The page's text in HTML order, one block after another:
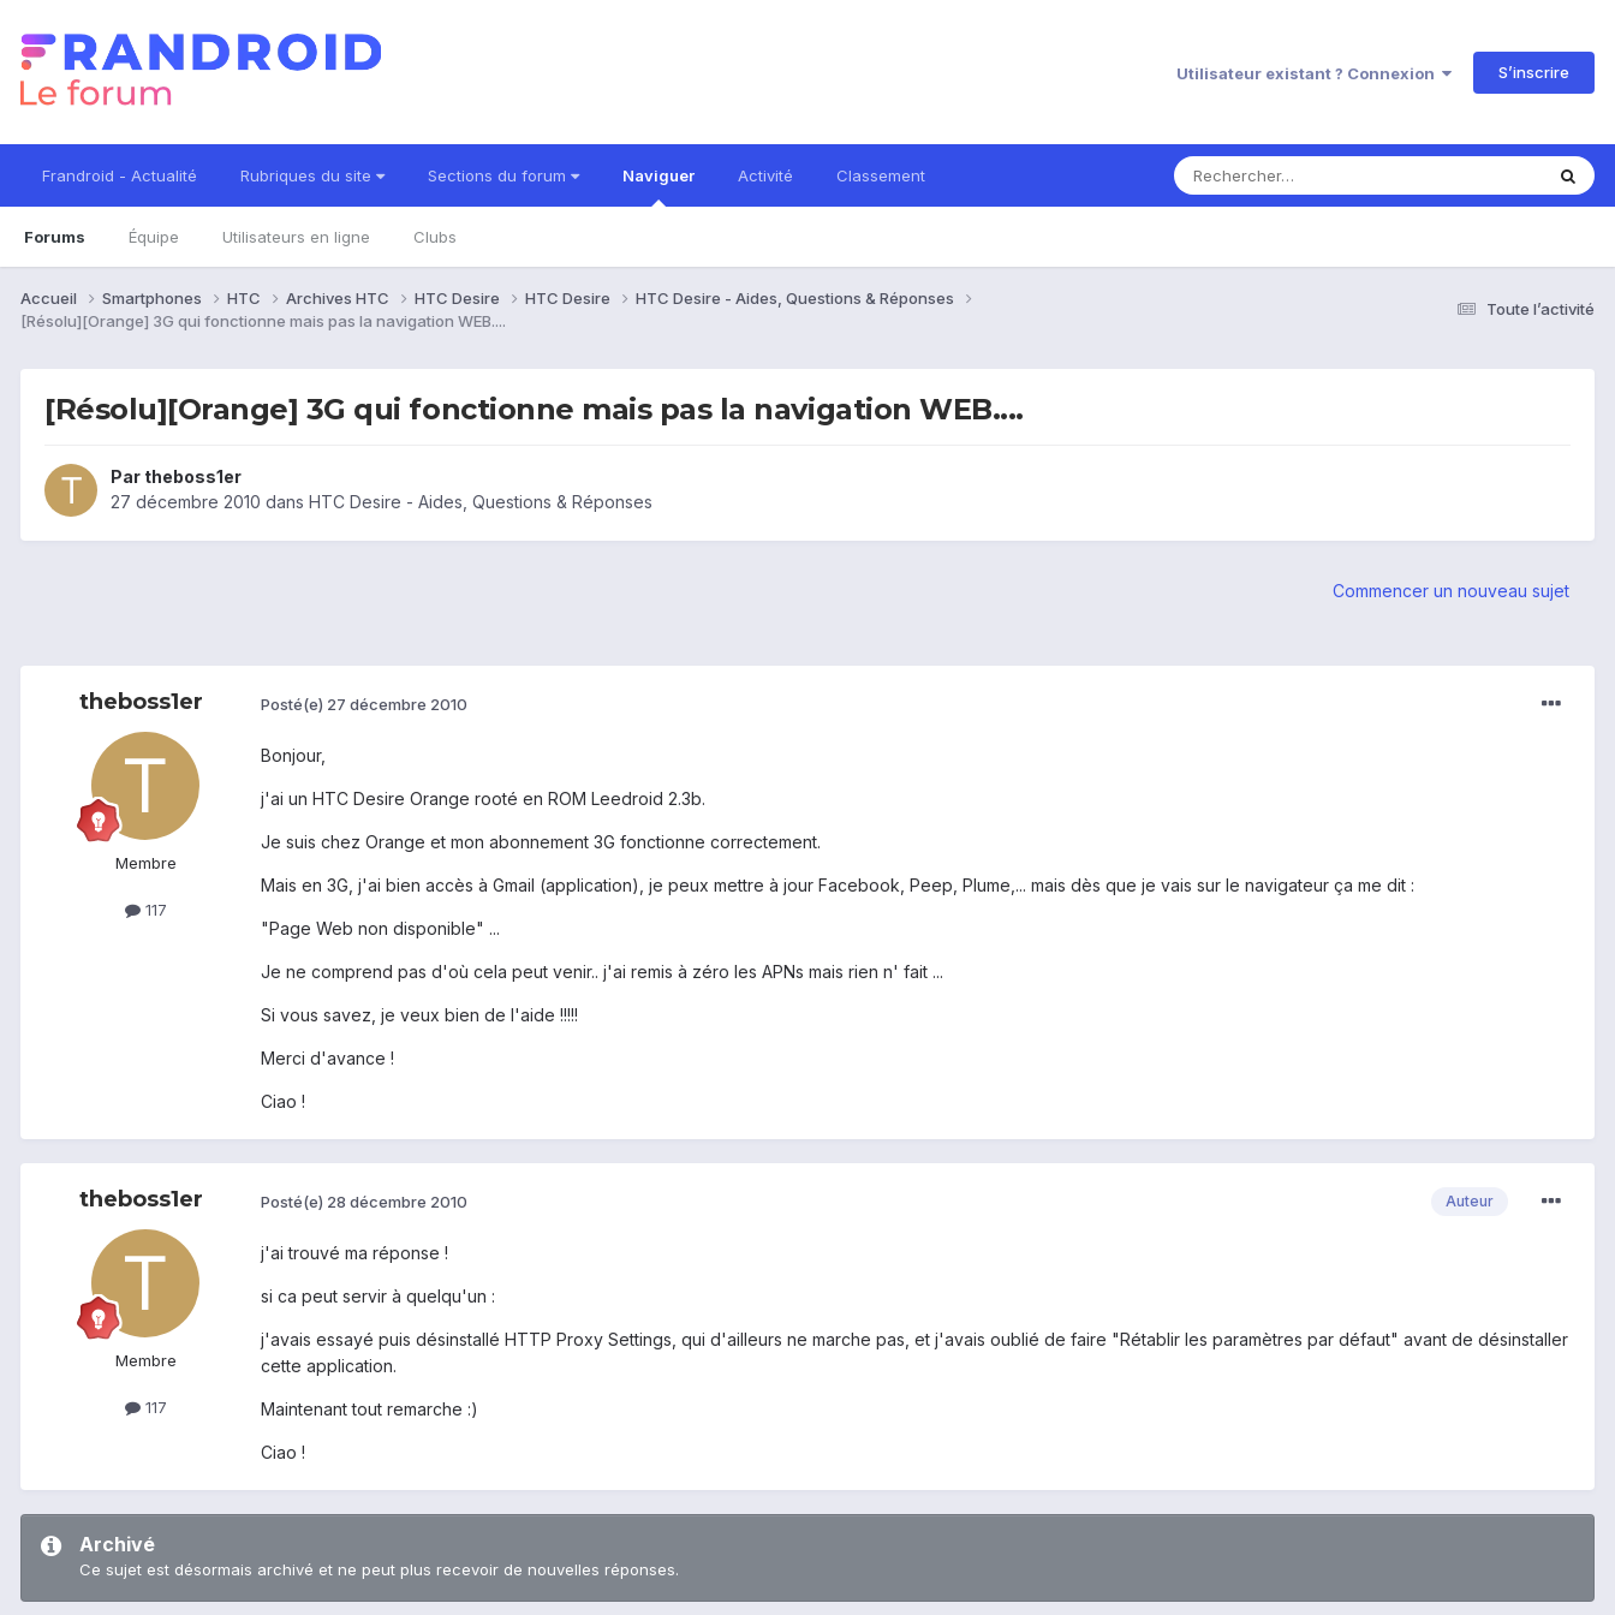
Utilisateur existant ? Connexion S’inscrire
Frandroid - Actualité Rubriques du site Sections du forum Naviguer
Forums Équipe Utilisateurs en ligne Clubs
Activité Classement
Toute l’activité
Accueil Smartphones HTC Archives HTC HTC Desire HTC Desire
HTC Desire - Aides, Questions & Réponses
[Résolu][Orange] 3G qui fonctionne mais pas la navigation WEB....
[Résolu][Orange] 3G qui fonctionne mais pas la navigation WEB....
Par theboss1er
27 décembre 2010 dans HTC Desire - Aides, Questions & Réponses
Commencer un nouveau sujet
theboss1er
Membre
117
Posté(e) 27 décembre 2010
Bonjour,
j'ai un HTC Desire Orange rooté en ROM Leedroid 2.3b.
Je suis chez Orange et mon abonnement 3G fonctionne correctement.
Mais en 3G, j'ai bien accès à Gmail (application), je peux mettre à jour Facebook, Peep, Plume,... mais dès que je vais sur le navigateur ça me dit :
"Page Web non disponible" ...
Je ne comprend pas d'où cela peut venir.. j'ai remis à zéro les APNs mais rien n' fait ...
Si vous savez, je veux bien de l'aide !!!!!
Merci d'avance !
Ciao !
theboss1er
Membre
117
Auteur
Posté(e) 28 décembre 2010
j'ai trouvé ma réponse !
si ca peut servir à quelqu'un :
j'avais essayé puis désinstallé HTTP Proxy Settings, qui d'ailleurs ne marche pas, et j'avais oublié de faire "Rétablir les paramètres par défaut" avant de désinstaller
cette application.
Maintenant tout remarche :)
Ciao !
Archivé
Ce sujet est désormais archivé et ne peut plus recevoir de nouvelles réponses.